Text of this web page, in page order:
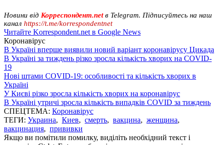
Новини від Корреспондент.netв Telegram. Підписуйтесь на наш
канал https://t.me/korrespondentnet
Читайте Korrespondent.net в Google News
Коронавірус
В Україні вперше виявили новий варіант коронавірусу Цикада
В Україні за тиждень різко зросла кількість хворих на COVID-
19
Нові штами COVID-19: особливості та кількість хворих в
Україні
У Києві різко зросла кількість хворих на коронавірус
В Україні утричі зросла кількість випадків COVID за тиждень
СПЕЦТЕМА: Коронавірус
ТЕГИ: Украина, Киев, смерть, вакцина, женщина,
вакцинация, прививки
Якщо ви помітили помилку, виділіть необхідний текст і